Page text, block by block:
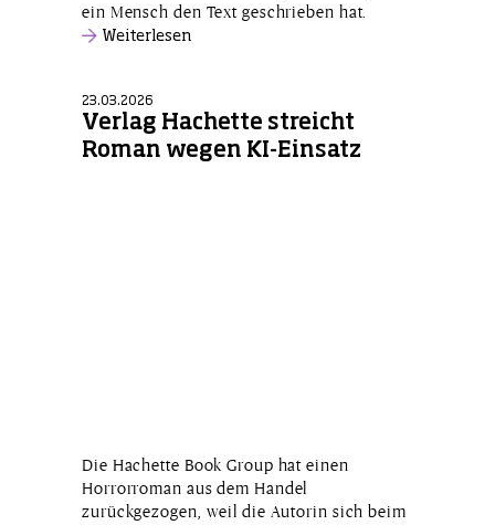
ein Mensch den Text geschrieben hat.
Weiterlesen
23.03.2026
Verlag Hachette streicht
Roman wegen KI-Einsatz
Die Hachette Book Group hat einen
Horrorroman aus dem Handel
zurückgezogen, weil die Autorin sich beim